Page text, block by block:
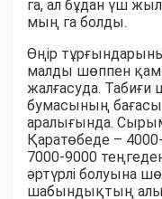
га, ал бұдан үш
мың га болды.
Өңір
малды шөппен
жалғасуда.
бумасының бағасы
аралығында.
Қаратөбеде –
7000-9000
әртүрлі болуына
шабындықтың